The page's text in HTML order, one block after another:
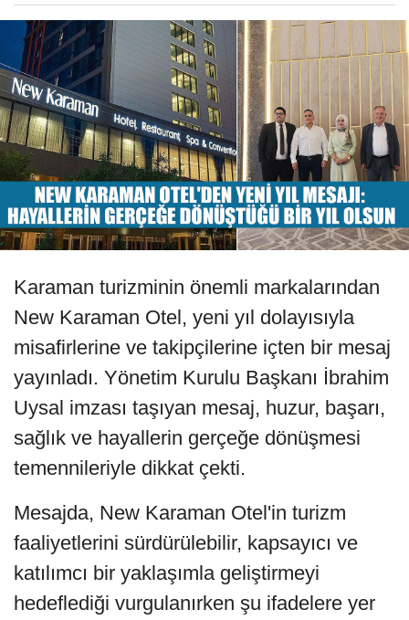
Karaman turizminin önemli markalarından
New Karaman Otel, yeni yıl dolayısıyla
misafirlerine ve takipçilerine içten bir mesaj
yayınladı. Yönetim Kurulu Başkanı İbrahim
Uysal imzası taşıyan mesaj, huzur, başarı,
sağlık ve hayallerin gerçeğe dönüşmesi
temennileriyle dikkat çekti.
Mesajda, New Karaman Otel'in turizm
faaliyetlerini sürdürülebilir, kapsayıcı ve
katılımcı bir yaklaşımla geliştirmeyi
hedeflediği vurgulanırken şu ifadelere yer